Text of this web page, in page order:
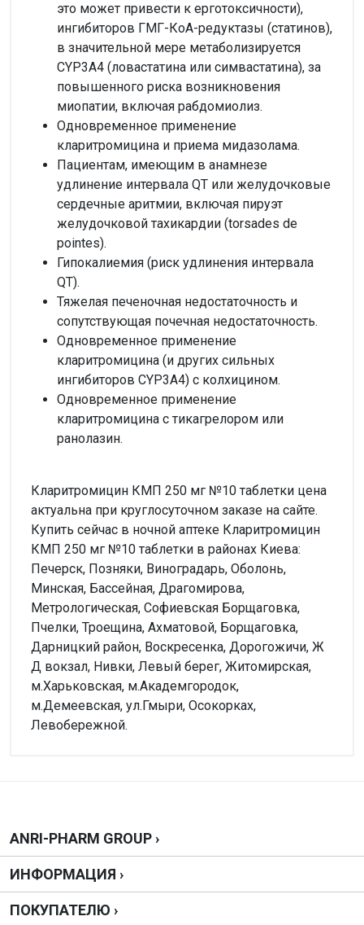
это может привести к ерготоксичности),
ингибиторов ГМГ-КоА-редуктазы (статинов),
в значительной мере метаболизируется
CYP3A4 (ловастатина или симвастатина), за
повышенного риска возникновения
миопатии, включая рабдомиолиз.
Одновременное применение
кларитромицина и приема мидазолама.
Пациентам, имеющим в анамнезе
удлинение интервала QT или желудочковые
сердечные аритмии, включая пируэт
желудочковой тахикардии (torsades de
pointes).
Гипокалиемия (риск удлинения интервала
QT).
Тяжелая печеночная недостаточность и
сопутствующая почечная недостаточность.
Одновременное применение
кларитромицина (и других сильных
ингибиторов CYP3A4) с колхицином.
Одновременное применение
кларитромицина с тикагрелором или
ранолазин.
Кларитромицин КМП 250 мг №10 таблетки цена
актуальна при круглосуточном заказе на сайте.
Купить сейчас в ночной аптеке Кларитромицин
КМП 250 мг №10 таблетки в районах Киева:
Печерск, Позняки, Виноградарь, Оболонь,
Минская, Бассейная, Драгомирова,
Метрологическая, Софиевская Борщаговка,
Пчелки, Троещина, Ахматовой, Борщаговка,
Дарницкий район, Воскресенка, Дорогожичи, Ж
Д вокзал, Нивки, Левый берег, Житомирская,
м.Харьковская, м.Академгородок,
м.Демеевская, ул.Гмыри, Осокорках,
Левобережной.
Нельзя, нужен рецепт.
Дозировка
Написать отзыв
Оценка
ANRI-PHARM GROUP ›
ИНФОРМАЦИЯ ›
ПОКУПАТЕЛЮ ›